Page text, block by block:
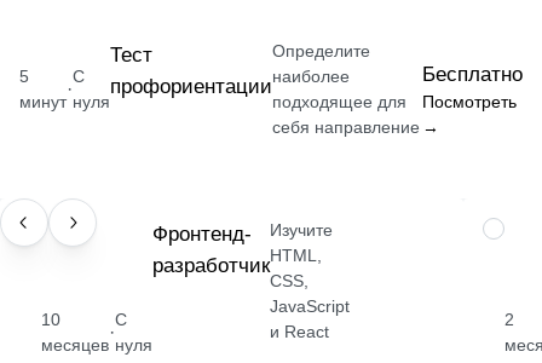
5
минут
·
С
нуля
Тест
профориентации
Определите
наиболее
подходящее для
себя направление
Бесплатно
Посмотреть
→
ПРОФЕССИЯ
10
месяцев
·
С
нуля
Фронтенд-
разработчик
Изучите
HTML,
CSS,
JavaScript
и React
НАВЫК
2